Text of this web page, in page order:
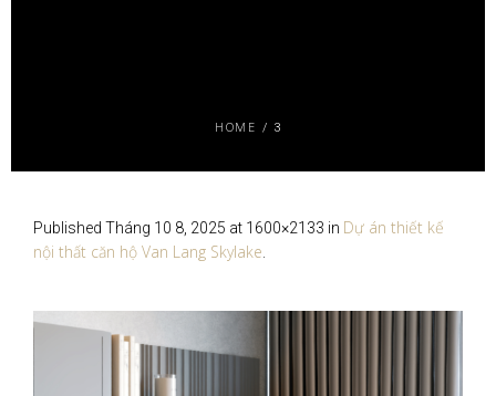
HOME / 3
Published Tháng 10 8, 2025 at 1600×2133 in Dự án thiết kế
nội thất căn hộ Van Lang Skylake.